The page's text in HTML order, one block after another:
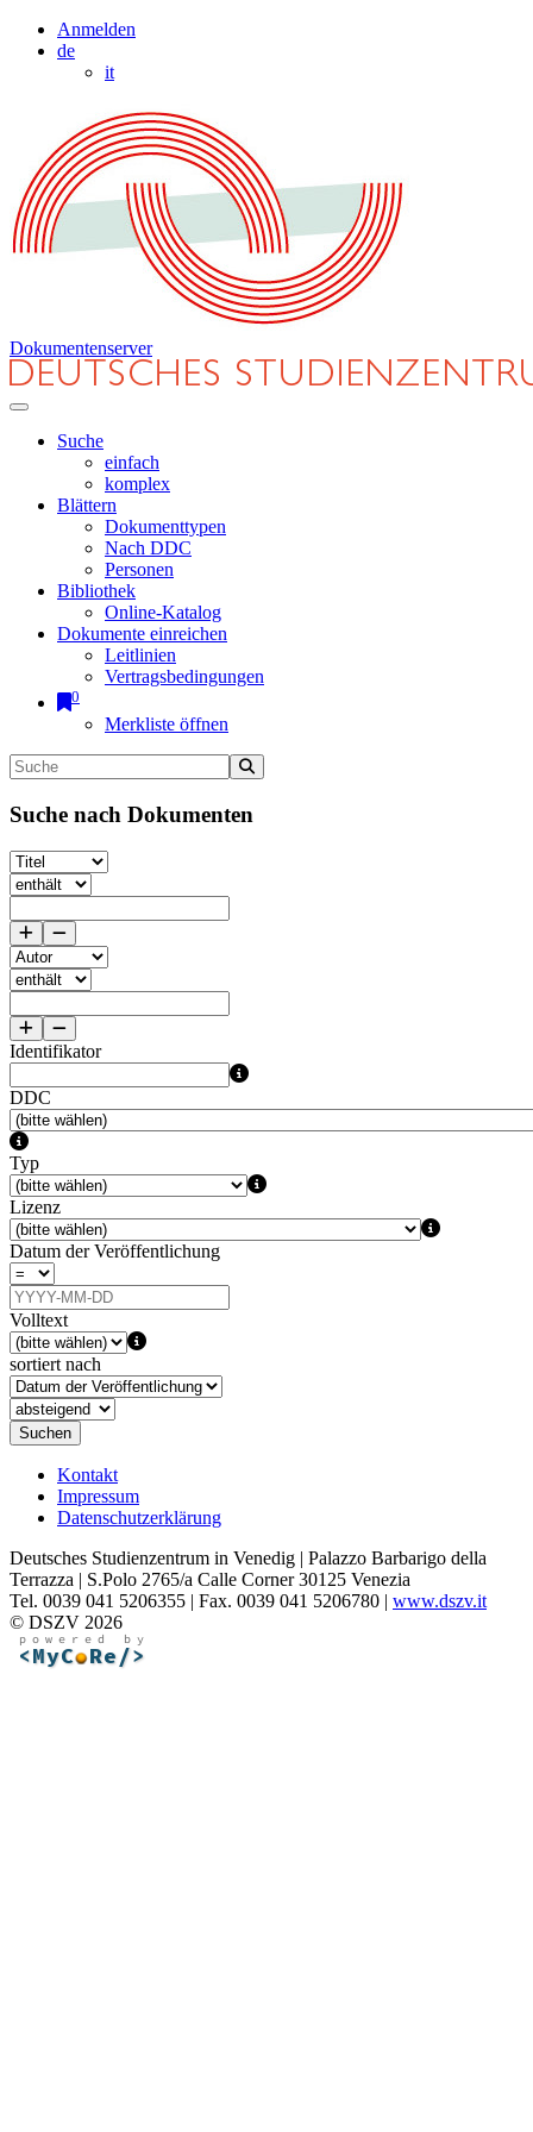
Anmelden
de
it
Dokumentenserver
Suche
einfach
komplex
Blättern
Dokumenttypen
Nach DDC
Personen
Bibliothek
Online-Katalog
Dokumente einreichen
Leitlinien
Vertragsbedingungen
0
Merkliste öffnen
Suche nach Dokumenten
Identifikator
DDC
Typ
Lizenz
Datum der Veröffentlichung
Volltext
sortiert nach
Suchen
Kontakt
Impressum
Datenschutzerklärung
Deutsches Studienzentrum in Venedig | Palazzo Barbarigo della
Terrazza | S.Polo 2765/a Calle Corner 30125 Venezia
Tel. 0039 041 5206355 | Fax. 0039 041 5206780 | www.dszv.it
© DSZV 2026